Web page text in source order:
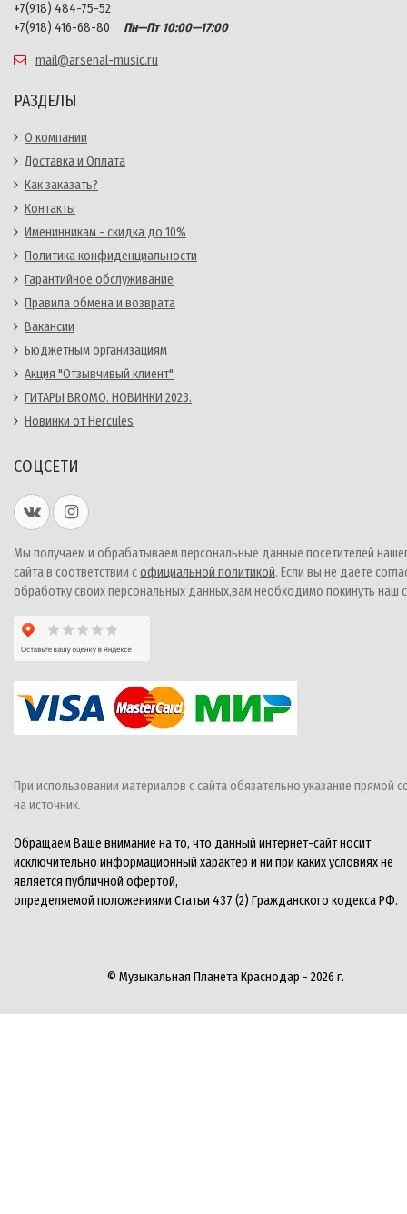
+7(918) 484-75-52
+7(918) 416-68-80
Пн—Пт 10:00—17:00
mail@arsenal-music.ru
РАЗДЕЛЫ
О компании
Доставка и Оплата
Как заказать?
Контакты
Именинникам - скидка до 10%
Политика конфиденциальности
Гарантийное обслуживание
Правила обмена и возврата
Вакансии
Бюджетным организациям
Акция "Отзывчивый клиент"
ГИТАРЫ BROMO. НОВИНКИ 2023.
Новинки от Hercules
СОЦСЕТИ
Мы получаем и обрабатываем персональные данные посетителей
сайта в соответствии софициальной политикой. Если вы не даете
обработку своих персональных данных,вам необходимо покинуть наш
При использовании материалов с сайта обязательно указание прямой
на источник.
Обращаем Ваше внимание на то, что данный интернет-сайт носит
исключительно информационный характер и ни при каких условиях не
является публичной офертой,
определяемой положениями Статьи 437 (2) Гражданского кодекса РФ.
© Музыкальная Планета Краснодар - 2026 г.